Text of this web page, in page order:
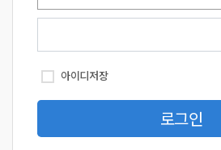
비밀번호
아이디저장
로그인